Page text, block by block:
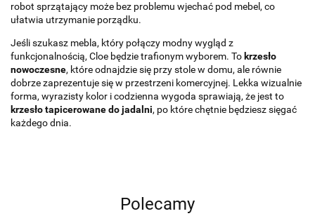
robot sprzątający może bez problemu wjechać pod mebel, co
ułatwia utrzymanie porządku.
Jeśli szukasz mebla, który połączy modny wygląd z
funkcjonalnością, Cloe będzie trafionym wyborem. To krzesło
nowoczesne, które odnajdzie się przy stole w domu, ale równie
dobrze zaprezentuje się w przestrzeni komercyjnej. Lekka wizualnie
forma, wyrazisty kolor i codzienna wygoda sprawiają, że jest to
krzesło tapicerowane do jadalni, po które chętnie będziesz sięgać
każdego dnia.
Polecamy